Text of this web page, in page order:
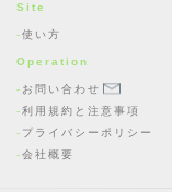
Site
使い方
Operation
お問い合わせ
利用規約と注意事項
プライバシーポリシー
会社概要